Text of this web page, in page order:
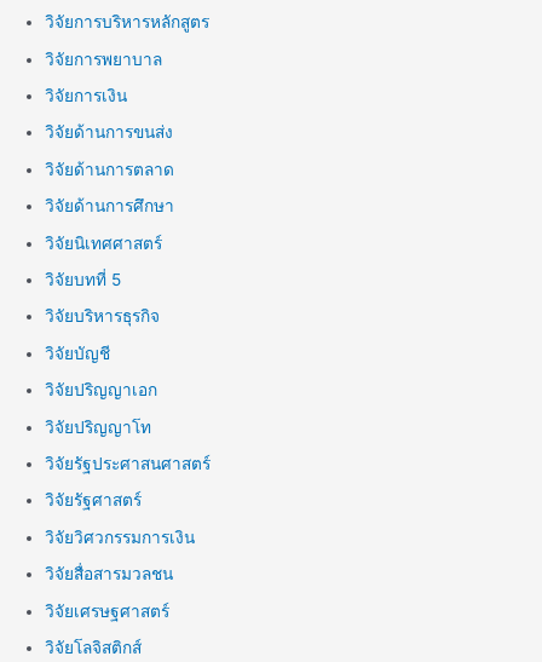
วิจัยการบริหารหลักสูตร
วิจัยการพยาบาล
วิจัยการเงิน
วิจัยด้านการขนส่ง
วิจัยด้านการตลาด
วิจัยด้านการศึกษา
วิจัยนิเทศศาสตร์
วิจัยบทที่ 5
วิจัยบริหารธุรกิจ
วิจัยบัญชี
วิจัยปริญญาเอก
วิจัยปริญญาโท
วิจัยรัฐประศาสนศาสตร์
วิจัยรัฐศาสตร์
วิจัยวิศวกรรมการเงิน
วิจัยสื่อสารมวลชน
วิจัยเศรษฐศาสตร์
วิจัยโลจิสติกส์